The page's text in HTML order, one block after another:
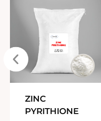
ZINC
PYRITHIONE